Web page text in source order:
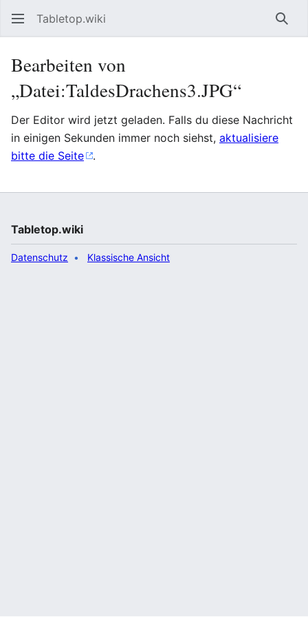
Tabletop.wiki
Bearbeiten von
„Datei:TaldesDrachens3.JPG“
Der Editor wird jetzt geladen. Falls du diese Nachricht
in einigen Sekunden immer noch siehst, aktualisiere
bitte die Seite
.
Tabletop.wiki
Datenschutz Klassische Ansicht